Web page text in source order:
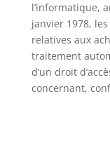
l’informatique,
janvier 1978,
relatives aux
traitement
d’un droit
concernant,